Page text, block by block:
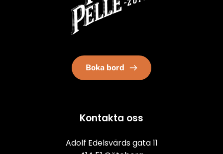
Boka bord
Kontakta oss
Adolf Edelsvärds gata 11